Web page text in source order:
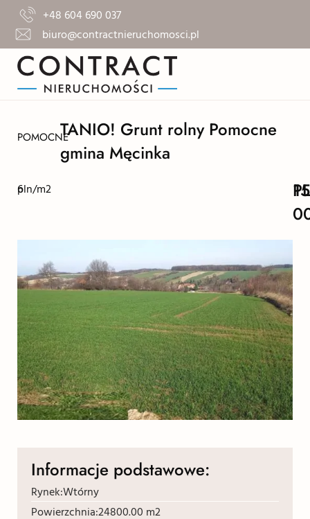
+48 604 690 037
biuro@contractnieruchomosci.pl
POMOCNETANIO! Grunt rolny Pomocne
gmina Męcinka
6
pln/m2
Informacje podstawowe:
Rynek:Wtórny
Powierzchnia:24800.00 m2